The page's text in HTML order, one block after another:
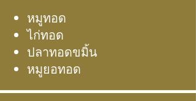
หมูทอด
ไก่ทอด
ปลาทอดขมิ้น
หมูยอทอด